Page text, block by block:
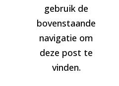
gebruik de
bovenstaande
navigatie om
deze post te
vinden.